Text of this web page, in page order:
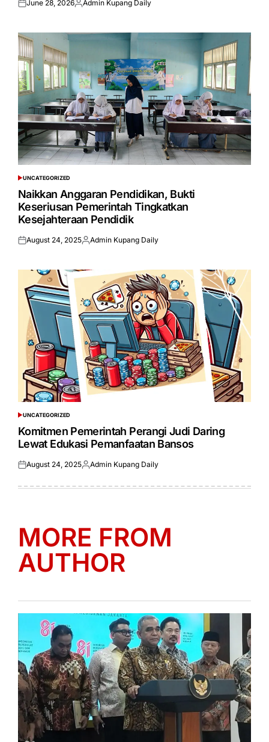
Posted
June 28, 2026Posted
Admin Kupang Daily
POSTED
IN
UNCATEGORIZED
Naikkan Anggaran Pendidikan, Bukti
Keseriusan Pemerintah Tingkatkan
Kesejahteraan Pendidik
Posted
August 24, 2025Posted
Admin Kupang Daily
POSTED
IN
UNCATEGORIZED
Komitmen Pemerintah Perangi Judi Daring
Lewat Edukasi Pemanfaatan Bansos
Posted
August 24, 2025Posted
Admin Kupang Daily
MORE FROM
AUTHOR